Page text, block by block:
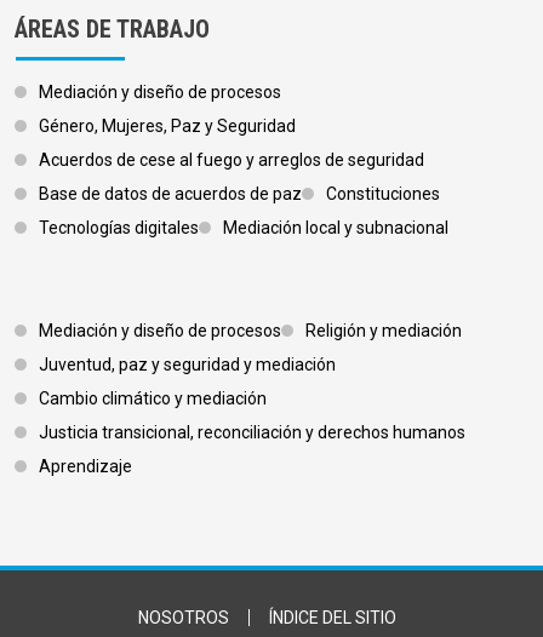
ÁREAS DE TRABAJO
Mediación y diseño de procesos
Género, Mujeres, Paz y Seguridad
Acuerdos de cese al fuego y arreglos de seguridad
Base de datos de acuerdos de paz
Constituciones
Tecnologías digitales
Mediación local y subnacional
Footer 3
Mediación y diseño de procesos
Religión y mediación
Juventud, paz y seguridad y mediación
Cambio climático y mediación
Justicia transicional, reconciliación y derechos humanos
Aprendizaje
Footer Bottom
NOSOTROS ÍNDICE DEL SITIO